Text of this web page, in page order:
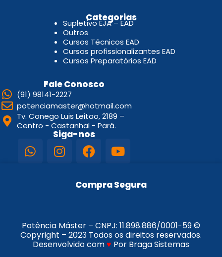
Categorias
Supletivo EJA – EAD
Outros
Cursos Técnicos EAD
Cursos profissionalizantes EAD
Cursos Preparatórios EAD
Fale Conosco
(91) 98141-2227
potenciamaster@hotmail.com
Tv. Conego Luis Leitao, 2189 –
Centro - Castanhal - Pará.
Siga-nos
Compra Segura
Potência Máster – CNPJ: 11.898.886/0001-59©
Copyright – 2023 Todos os direitos reservados.
Desenvolvido com♥ Por Braga Sistemas